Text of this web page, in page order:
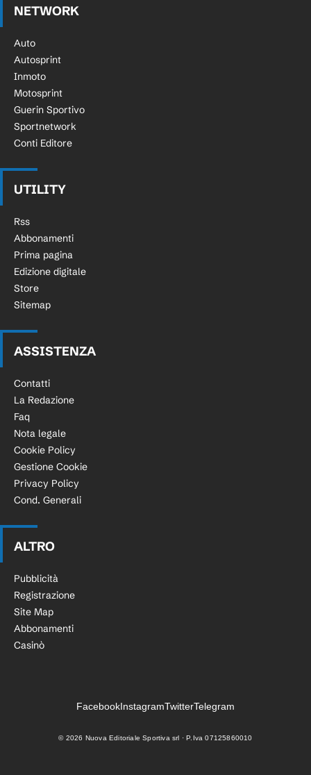
NETWORK
Auto
Autosprint
Inmoto
Motosprint
Guerin Sportivo
Sportnetwork
Conti Editore
UTILITY
Rss
Abbonamenti
Prima pagina
Edizione digitale
Store
Sitemap
ASSISTENZA
Contatti
La Redazione
Faq
Nota legale
Cookie Policy
Gestione Cookie
Privacy Policy
Cond. Generali
ALTRO
Pubblicità
Registrazione
Site Map
Abbonamenti
Casinò
FacebookInstagramTwitterTelegram
© 2026 Nuova Editoriale Sportiva srl · P.Iva 07125860010